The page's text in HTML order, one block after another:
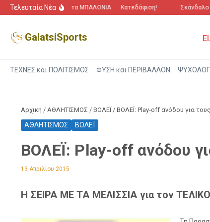
Μετάβαση στο περιεχόμενο
Τελευταία Νέα
“Πόλεμος” για τα ΜΠΑΛΟΝΙΑ Κατεδάφιση! Σκάνδαλο
GalatsiSports
ΤΕΧΝΕΣ και ΠΟΛΙΤΙΣΜΟΣ ΦΥΣΗ και ΠΕΡΙΒΑΛΛΟΝ
Αρχική / ΑΘΛΗΤΙΣΜΟΣ / ΒΟΛΕΪ / ΒΟΛΕΪ: Play-off ανόδου για
ΑΘΛΗΤΙΣΜΟΣ ΒΟΛΕΪ
ΒΟΛΕΪ: Play-off ανόδου
13 Απριλίου 2015
Η ΣΕΙΡΑ ΜΕ ΤΑ ΜΕΛΙΣΣΙΑ για τον